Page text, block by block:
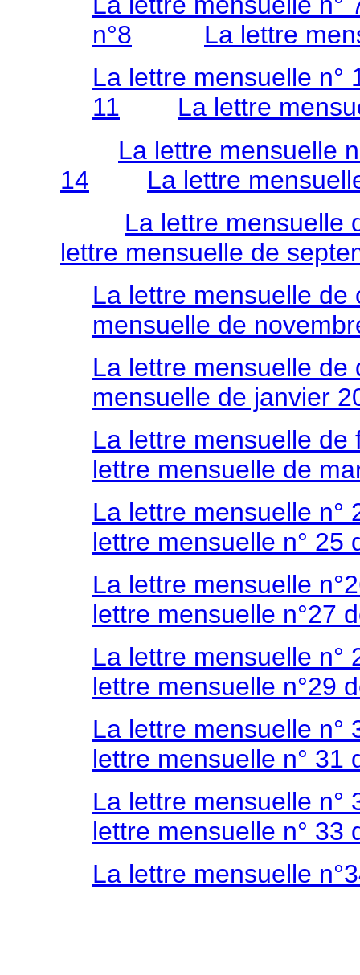
n°8
La lettre
La lettre mensuelle n°
11
La lettre
La lettre mensuelle
14
La lettre
La lettre mensuelle
lettre mensuelle de
La lettre mensuelle de
mensuelle de
La lettre mensuelle de
mensuelle de janvier
La lettre mensuelle de
lettre mensuelle de
La lettre mensuelle n°
lettre mensuelle n° 25
La lettre mensuelle
lettre mensuelle n°27
La lettre mensuelle n°
lettre mensuelle n°29
La lettre mensuelle n°
lettre mensuelle n° 31
La lettre mensuelle n°
lettre mensuelle n° 33
La lettre mensuelle